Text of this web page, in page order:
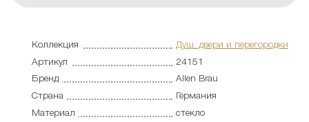
Коллекция
Душ. двери и перегородки
Артикул
24151
Бренд
Allen Brau
Страна
Германия
Материал
стекло